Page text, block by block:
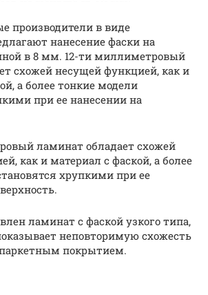
производители в виде
нанесение фаски на
в 8 мм. 12-ти миллиметровый
схожей несущей функцией, как и
а более тонкие модели
при ее нанесении на
ламинат обладает схожей
как и материал с фаской, а более
хрупкими при ее
ламинат с фаской узкого типа,
неповторимую схожесть
покрытием.